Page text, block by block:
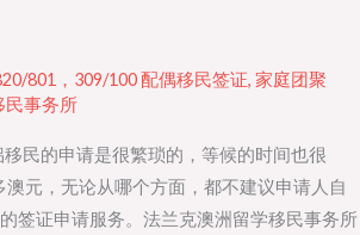
801，309/100 配偶移民签证, 家庭团聚
民事务所
民的申请是很繁琐的，等候的时间也很
元，无论从哪个方面，都不建议申请人自
签证申请服务。法兰克澳洲留学移民事务所